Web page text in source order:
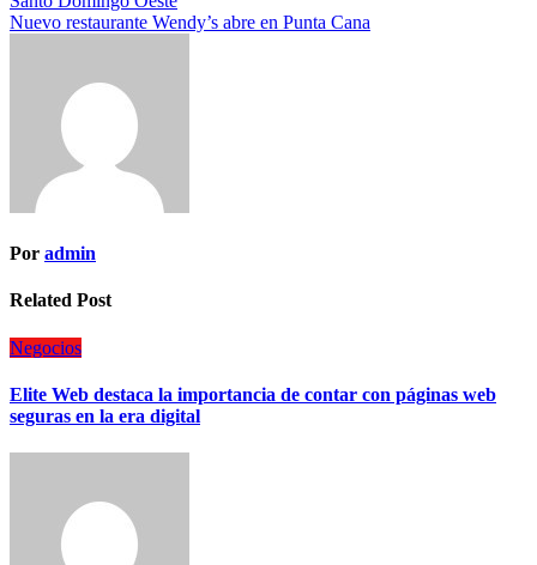
Nuevo restaurante Wendy’s abre en Punta Cana
Por admin
Related Post
Negocios
Elite Web destaca la importancia de contar con páginas web
seguras en la era digital